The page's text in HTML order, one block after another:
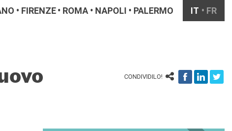
FIRENZE ROMA NAPOLI PALERMO IT FR
CONDIVIDILO!